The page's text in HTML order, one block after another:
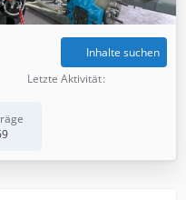
Inhalte suchen
Letzte Aktivität